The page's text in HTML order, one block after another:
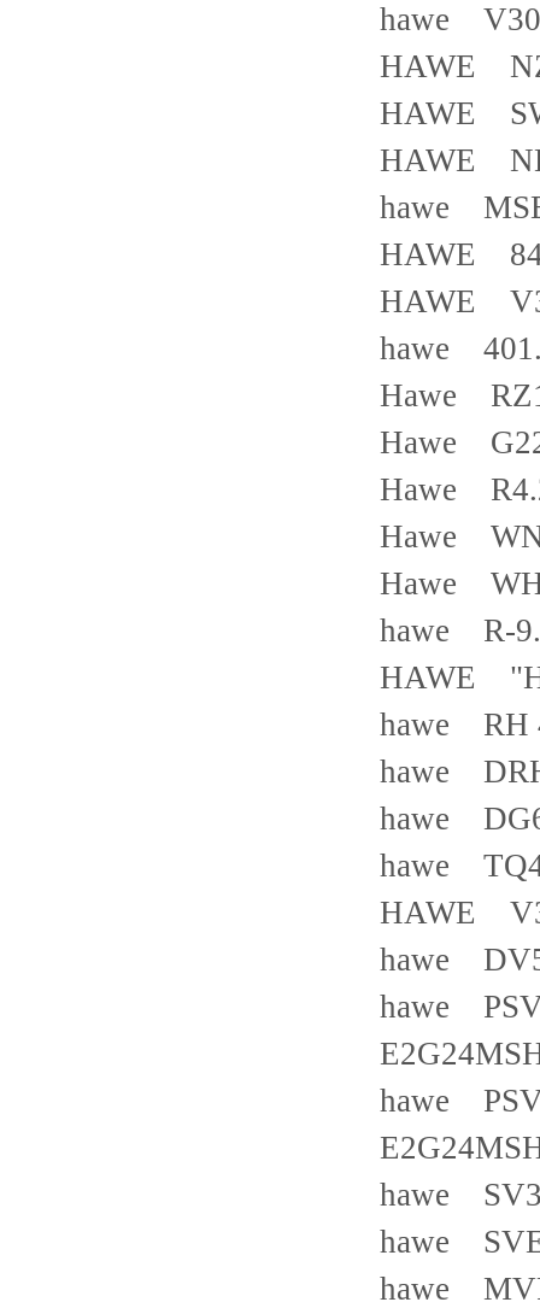
hawe
HAWE
HAWE
HAWE
hawe
HAWE
HAWE
hawe
Hawe
Hawe
Hawe
Hawe
Hawe
hawe R-
HAWE
hawe RH
hawe
hawe
hawe
HAWE
hawe
hawe
hawe
hawe
hawe
hawe